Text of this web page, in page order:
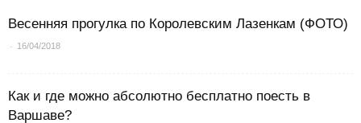
Весенняя прогулка по Королевским Лазенкам (ФОТО)
- 16/04/2018
Как и где можно абсолютно бесплатно поесть в
Варшаве?